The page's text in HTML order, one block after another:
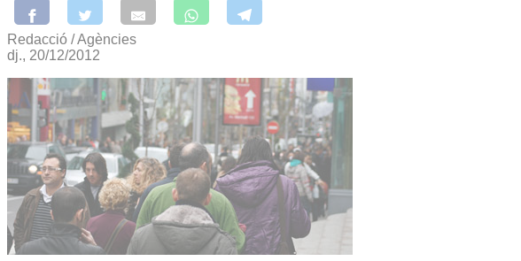
Redacció / Agències
dj., 20/12/2012